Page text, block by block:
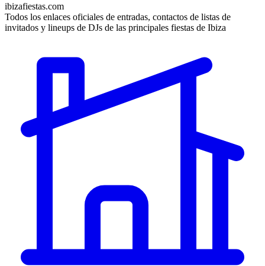
ibizafiestas.com
Todos los enlaces oficiales de entradas, contactos de listas de
invitados y lineups de DJs de las principales fiestas de Ibiza